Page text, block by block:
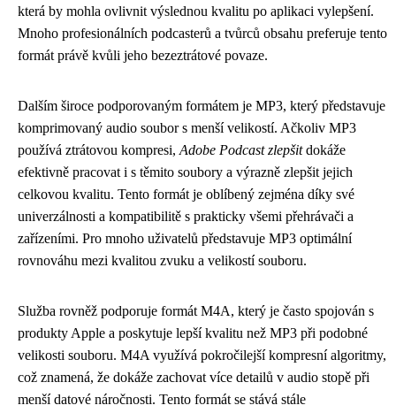
která by mohla ovlivnit výslednou kvalitu po aplikaci vylepšení.
Mnoho profesionálních podcasterů a tvůrců obsahu preferuje tento
formát právě kvůli jeho bezeztrátové povaze.
Dalším široce podporovaným formátem je MP3, který představuje
komprimovaný audio soubor s menší velikostí. Ačkoliv MP3
používá ztrátovou kompresi, Adobe Podcast zlepšitdokáže
efektivně pracovat i s těmito soubory a výrazně zlepšit jejich
celkovou kvalitu. Tento formát je oblíbený zejména díky své
univerzálnosti a kompatibilitě s prakticky všemi přehrávači a
zařízeními. Pro mnoho uživatelů představuje MP3 optimální
rovnováhu mezi kvalitou zvuku a velikostí souboru.
Služba rovněž podporuje formát M4A, který je často spojován s
produkty Apple a poskytuje lepší kvalitu než MP3 při podobné
velikosti souboru. M4A využívá pokročilejší kompresní algoritmy,
což znamená, že dokáže zachovat více detailů v audio stopě při
menší datové náročnosti. Tento formát se stává stále